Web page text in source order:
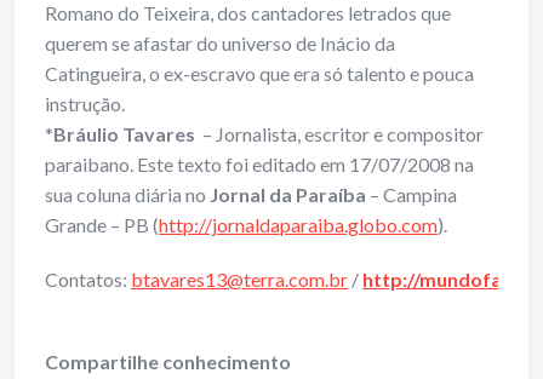
Romano do Teixeira, dos cantadores letrados que
querem se afastar do universo de Inácio da
Catingueira, o ex-escravo que era só talento e pouca
instrução.
*Bráulio Tavares – Jornalista, escritor e compositor
paraibano. Este texto foi editado em 17/07/2008 na
sua coluna diária no Jornal da Paraíba – Campina
Grande – PB (http://jornaldaparaiba.globo.com).
Contatos: btavares13@terra.com.br / http://
Compartilhe conhecimento